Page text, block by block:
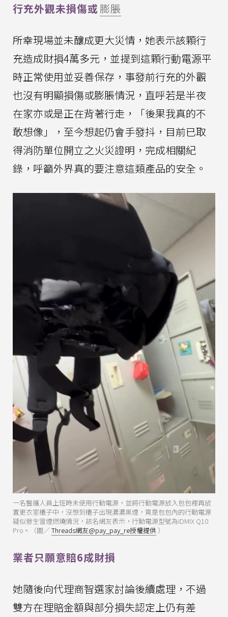
行充外觀未損傷或 膨脹
所幸現場並未釀成更大災情，她表示該顆行
充造成財損4萬多元，並提到這顆行動電源平
時正常使用並妥善保存，事發前行充的外觀
也沒有明顯損傷或膨脹情況，直呼若是半夜
在家亦或是正在背著行走，「後果我真的不
敢想像」，至今想起仍會手發抖，目前已取
得消防單位開立之火災證明，完成相關紀
錄，呼籲外界真的要注意這類產品的安全。
一名醫護人員上班時未使用行動電源，並將行動電源放入包包裡再放
置更衣室櫃子中，沒想到櫃子出現濃濃黑煙，竟是包包內的行動電源
疑似發生冒煙燃燒情況，該名網友表示，行動電源型號為IDMIX Q10
Pro。（圖／Threads網友@pay_pay_re授權提供 ）
業者只願意賠6成財損
她隨後向代理商智選家討論後續處理，不過
雙方在理賠金額與部分損失認定上仍有差